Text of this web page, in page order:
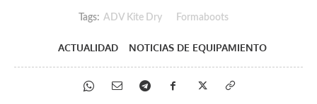
Tags: ADV Kite Dry Formaboots
ACTUALIDAD NOTICIAS DE EQUIPAMIENTO